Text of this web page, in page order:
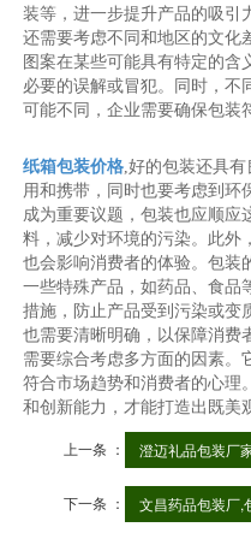
装等，进一步提升产品的吸引
还需要考虑不同和地区的文化
图案在某些可能具有特定的含
必要的误解或冒犯。同时，不
可能不同，企业需要确保包装
纸箱包装价格,好的包装还具
用和携带，同时也要考虑到环
成为重要议题，包装也应顺应
料，减少对环境的污染。此外
也会影响消费者的体验。包装
一些特殊产品，如药品、食品
措施，防止产品受到污染或变
也需要清晰明确，以保障消费
需要综合考虑多方面的因素。
符合市场趋势和消费者的心理
和创新能力，才能打造出既美
上一条 ： 澄迈礼品包装厂
下一条 ： 文昌药品包装厂,